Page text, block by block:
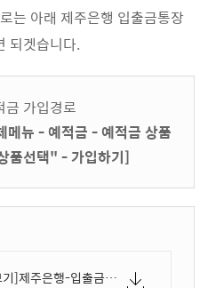
는 아래 제주은행 입출금통장
되겟습니다.
가입경로
메뉴 - 예적금 - 예적금 상품
품선택" - 가입하기]
[▶사진 크게보기]제주은행-입출금통장-만들기-비대면-계좌개설-방법-02.webp